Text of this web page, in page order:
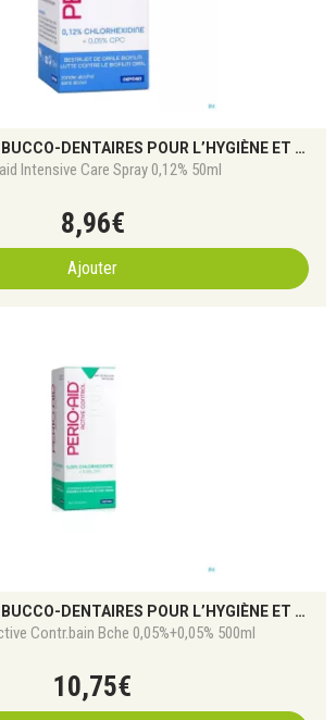
DENTAID : SOINS BUCCO-DENTAIRES POUR L’HYGIÈNE ET GENCIVES
Intensive Care Spray 0,12% 50ml
8,96€
Ajouter
DENTAID : SOINS BUCCO-DENTAIRES POUR L’HYGIÈNE ET GENCIVES
Contr.bain Bche 0,05%+0,05% 500ml
10,75€